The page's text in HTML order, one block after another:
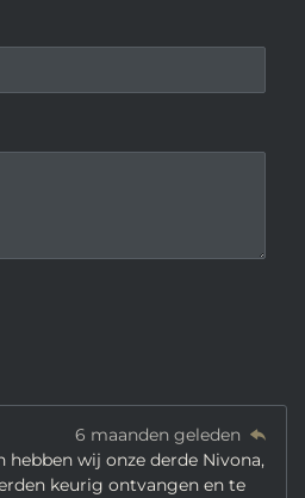
6 maanden geleden
wij onze derde Nivona,
keurig ontvangen en te